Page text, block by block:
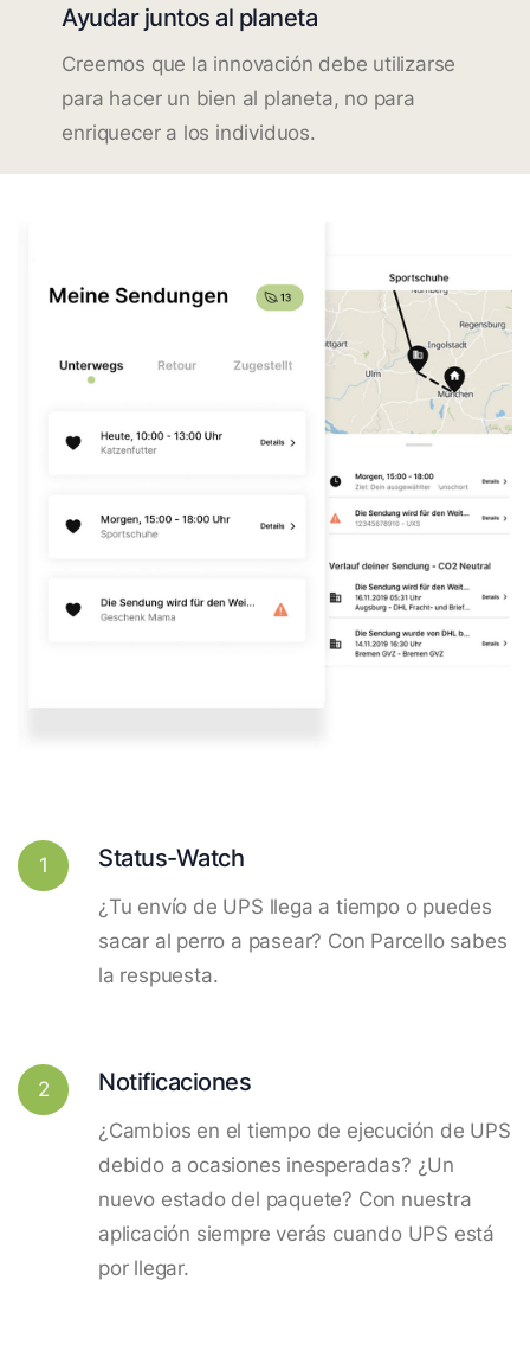
Ayudar juntos al planeta
Creemos que la innovación debe utilizarse
para hacer un bien al planeta, no para
enriquecer a los individuos.
1 Status-Watch
¿Tu envío de UPS llega a tiempo o puedes
sacar al perro a pasear? Con Parcello sabes
la respuesta.
2 Notificaciones
¿Cambios en el tiempo de ejecución de UPS
debido a ocasiones inesperadas? ¿Un
nuevo estado del paquete? Con nuestra
aplicación siempre verás cuando UPS está
por llegar.